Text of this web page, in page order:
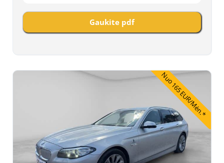
Gaukite pdf
Nuo 165 EUR/Mėn.*